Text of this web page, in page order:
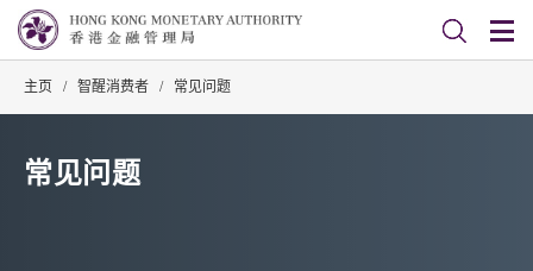
主页 / 智醒消费者 / 常见问题
常见问题